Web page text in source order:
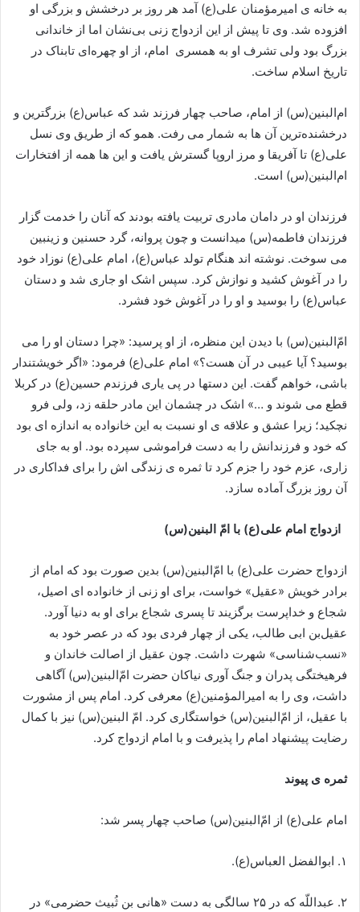
به خانه ی امیرمؤمنان علی(ع) آمد هر روز بر درخشش و بزرگی او
افزوده شد. وی تا پیش از این ازدواج زنی بی‌نشان اما از خاندانی
بزرگ بود ولی تشرف او به همسری امام، از او چهره‌ای تابناک در
تاریخ اسلام ساخت.
ام‌البنین(س) از امام، صاحب چهار فرزند شد که عباس(ع) بزرگ‏ترین و
درخشنده‌ترین آن ها به شمار می رفت. همو که از طریق وی نسل
علی(ع) تا آفریقا و مرز اروپا گسترش یافت و این ها همه از افتخارات
ام‌البنین(س) است.
فرزندان او در دامان مادرى تربیت یافته بودند که آنان را خدمت گزار
فرزندان فاطمه‏(س) میدانست و چون پروانه، گرد حسنین و زینبین
می سوخت. نوشته‏ اند هنگام تولد عباس(ع)، امام على‏(ع) نوزاد خود
را در آغوش کشید و نوازش کرد. سپس اشک او جارى شد و دستان
عباس(ع) را بوسید و او را در آغوش خود فشرد.
امّ‌البنین(س) با دیدن این منظره، از او پرسید: «چرا دستان او را می
بوسید؟ آیا عیبى در آن هست؟» امام على‏(ع) فرمود: «اگر خویشتن‏دار
باشى، خواهم گفت. این دست‏ها در پى یارى فرزندم حسین‏(ع) در کربلا
قطع می شوند و …» اشک در چشمان این مادر حلقه زد، ولى فرو
نچکید؛ زیرا عشق و علاقه ی او نسبت به این خانواده به اندازه‏ اى بود
که خود و فرزندانش را به دست فراموشی سپرده بود. او به جاى
زارى، عزم خود را جزم کرد تا ثمره ی زندگی اش را براى فداکاری در
آن روز بزرگ آماده سازد.
ازدواج امام على(ع) با امّ البنین(س)
ازدواج حضرت على‏(ع) با امّ‌البنین(س) بدین صورت بود که امام از
برادر خویش «عقیل» خواست، براى او زنى از خانواده‏ اى اصیل،
شجاع و خداپرست برگزیند تا پسرى شجاع براى او به دنیا آورد.
عقیل‌بن ابى طالب، یکى از چهار فردى بود که در عصر خود به
«نسب‌شناسى» شهرت داشت. چون عقیل از اصالت خاندان و
فرهیختگى پدران و جنگ آورى نیاکان حضرت امّ‌البنین(س) آگاهى
داشت، وى را به امیرالمؤمنین(ع) معرفى کرد. امام پس از مشورت
با عقیل، از امّ‌البنین(س) خواستگارى کرد. امّ‏ البنین‏(س) نیز با کمال
رضایت پیشنهاد امام را پذیرفت و با امام ازدواج کرد.
ثمره ی پیوند
امام على‏(ع) از امّ‌البنین(س) صاحب چهار پسر شد:
۱. ابوالفضل العباس‏(ع).
۲. عبداللّه که در ۲۵ سالگى به دست «هانى بن ثُبیث حضرمى» در